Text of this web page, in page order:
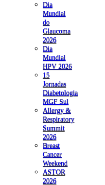
Dia
Mundial
do
Glaucoma
2026
Dia
Mundial
HPV 2026
15
Jornadas
Diabetologia
MGF Sul
Allergy &
Respiratory
Summit
2026
Breast
Cancer
Weekend
ASTOR
2026